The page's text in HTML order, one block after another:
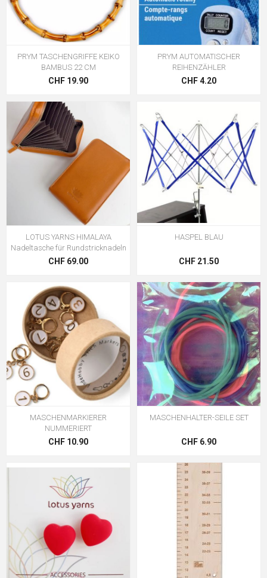
PRYM TASCHENGRIFFE KEIKO
BAMBUS 22 CM
CHF 19.90
PRYM AUTOMATISCHER
REIHENZÄHLER
CHF 4.20
LOTUS YARNS HIMALAYA
Nadeltasche für Rundstricknadeln
CHF 69.00
HASPEL BLAU
CHF 21.50
MASCHENMARKIERER
NUMMERIERT
CHF 10.90
MASCHENHALTER-SEILE SET
CHF 6.90